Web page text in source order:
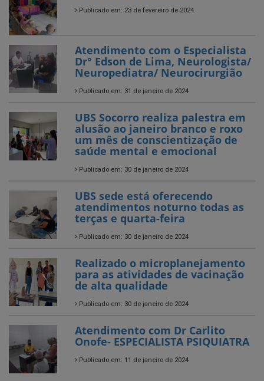
Publicado em: 23 de fevereiro de 2024
Atendimento com o Especialista
Dr° Edson de Lima, Neurologista/
Neuropediatra/ Neurocirurgião
Publicado em: 31 de janeiro de 2024
UBS Socorro realiza palestra em
alusão ao janeiro branco e roxo
um mês de conscientização de
saúde mental e emocional
Publicado em: 30 de janeiro de 2024
UBS sede está oferecendo
atendimentos noturno todas as
terças e quarta-feira
Publicado em: 30 de janeiro de 2024
Realizado o microplanejamento
para as atividades de vacinação
de alta qualidade
Publicado em: 30 de janeiro de 2024
Atendimento com Dr Carlito
Onofe- ESPECIALISTA PSIQUIATRA
Publicado em: 11 de janeiro de 2024